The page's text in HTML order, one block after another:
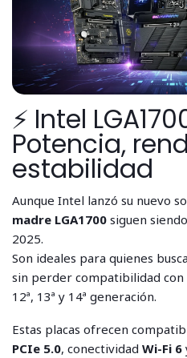
⚡ Intel
Potencia,
estabilidad
Aunque Intel lanzó su nuevo
madre LGA1700 siguen
2025.
Son ideales para quienes
sin perder compatibilidad
12ª, 13ª y 14ª generación.
Estas placas ofrecen
PCIe 5.0, conectividadWi-Fi 6